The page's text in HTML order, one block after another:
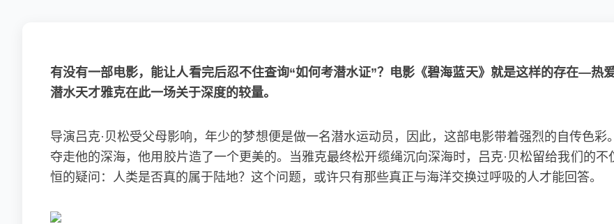
有没有一部电影，能让人看完后忍不住查询“如何考潜水证”？电影《碧海蓝天》就是这样的存在—热
潜水天才雅克在此一场关于深度的较量。
导演吕克·贝松受父母影响，年少的梦想便是做一名潜水运动员，因此，这部电影带着强烈的自传色
夺走他的深海，他用胶片造了一个更美的。当雅克最终松开缆绳沉向深海时，吕克·贝松留给我们的
恒的疑问：人类是否真的属于陆地？这个问题，或许只有那些真正与海洋交换过呼吸的人才能回答。